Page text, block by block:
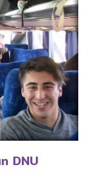
DNU